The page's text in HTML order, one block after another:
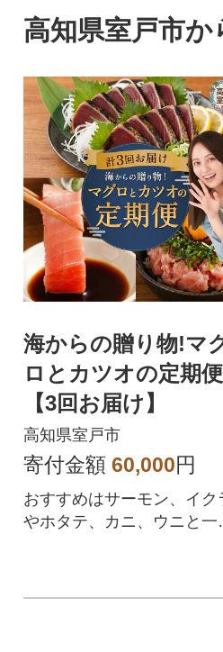
高知県室戸市
海からの贈り物!マ
ロとカツオの定期便
【3回お届け】
高知県室戸市
寄付金額 60,000円
おすすめはサーモン、イク
やホタテ、カニ、ウニと一